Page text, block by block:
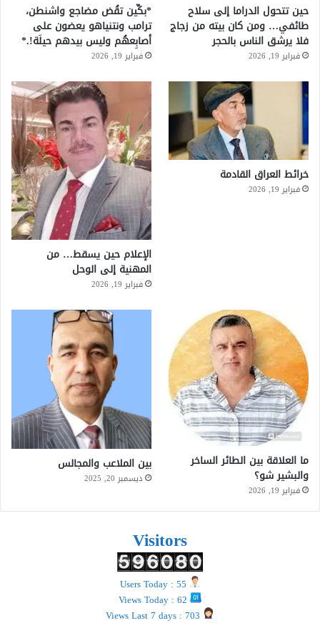
حين تتحول الدراما إلى سلاح
طائفي… ومن كان بيته من زجاج
فلا يرشق الناس بالحجر
فبراير 19, 2026
*بكِّين تقُض مضاجع واشنطن،
ترامب ونتنياهو يعضون على
أصابِعهُم وليس بيدهم حيلَة!.*
فبراير 19, 2026
خرائط العراق القادمة
فبراير 19, 2026
الإعلام حين يسقط… من
المهنية إلى الوحل
فبراير 19, 2026
ما العلاقة بين الطائر الساخر
والبشير شو؟
فبراير 19, 2026
بين الملاعب والمجالس
ديسمبر 20, 2025
Visitors